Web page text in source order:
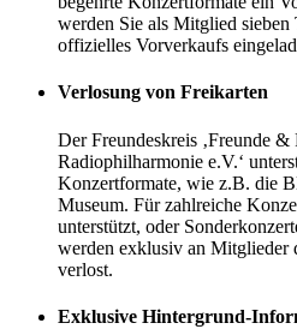
werden Sie als Mitglied sieben
offizielles Vorverkaufs
Verlosung von Freikarten
Der Freundeskreis ‚Freunde
Radiophilharmonie e.V.‘
Konzertformate, wie z.B. die
Museum. Für zahlreiche
unterstützt, oder
werden exklusiv an Mitglieder
verlost.
Exklusive Hintergrund-